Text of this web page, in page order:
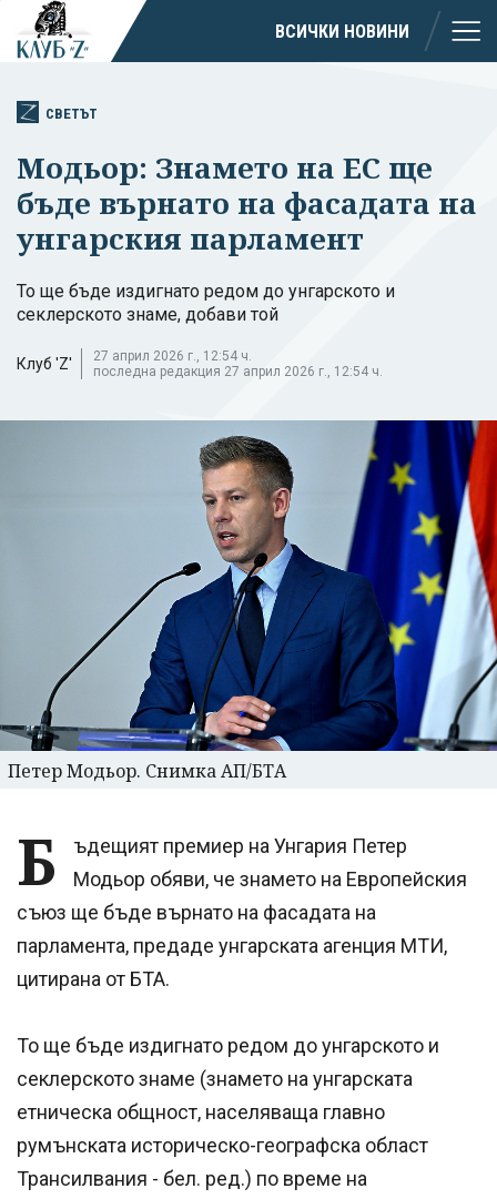
ВСИЧКИ НОВИНИ
СВЕТЪТ
Модьор: Знамето на ЕС ще
бъде върнато на фасадата на
унгарския парламент
То ще бъде издигнато редом до унгарското и
секлерското знаме, добави той
Клуб 'Z'
27 април 2026 г., 12:54 ч.
последна редакция 27 април 2026 г., 12:54 ч.
Петер Модьор. Снимка АП/БТА
Б
ъдещият премиер на Унгария Петер
Модьор обяви, че знамето на Европейския
съюз ще бъде върнато на фасадата на
парламента, предаде унгарската агенция МТИ,
цитирана от БТА.
То ще бъде издигнато редом до унгарското и
секлерското знаме (знамето на унгарската
етническа общност, населяваща главно
румънската историческо-географска област
Трансилвания - бел. ред.) по време на